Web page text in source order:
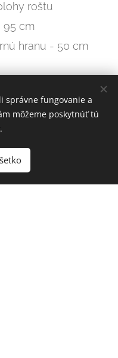
roštu
95 cm
hranu - 50 cm
správne fungovanie a
môžeme poskytnúť tú